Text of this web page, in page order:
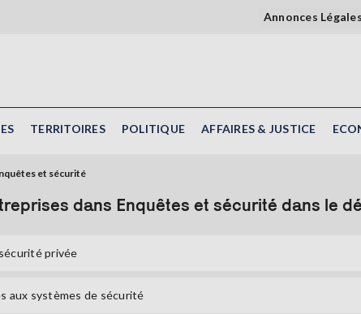
Annonces Légales
TERRITOIRES POLITIQUE AFFAIRES & JUSTICE
et sécurité
dans Enquêtes et sécurité dans le
privée
aux systèmes de sécurité